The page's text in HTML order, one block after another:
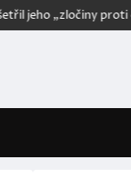
„zločiny proti dětem“